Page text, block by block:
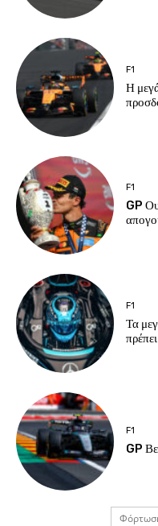
F1
Η
F1
GP
F1
Τα
F1
GP